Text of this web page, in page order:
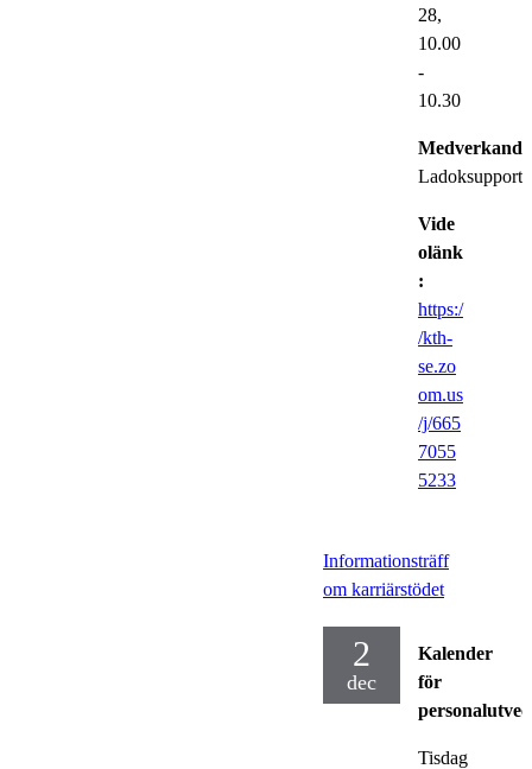
28,
10.00
-
10.30
Vide
olänk
:
https:/
/kth-
se.zo
om.us
/j/665
7055
5233
Informationsträff
om karriärstödet
2
dec
Kalender
för
Tisdag